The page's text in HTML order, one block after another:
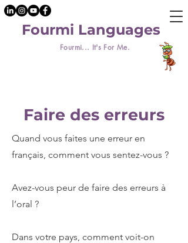
Fourmi... It's For Me.
Fourmi Languages
Faire des erreurs
Quand vous faites une erreur en
français, comment vous sentez-vous ?
Avez-vous peur de faire des erreurs à
l’oral ?
Dans votre pays, comment voit-on